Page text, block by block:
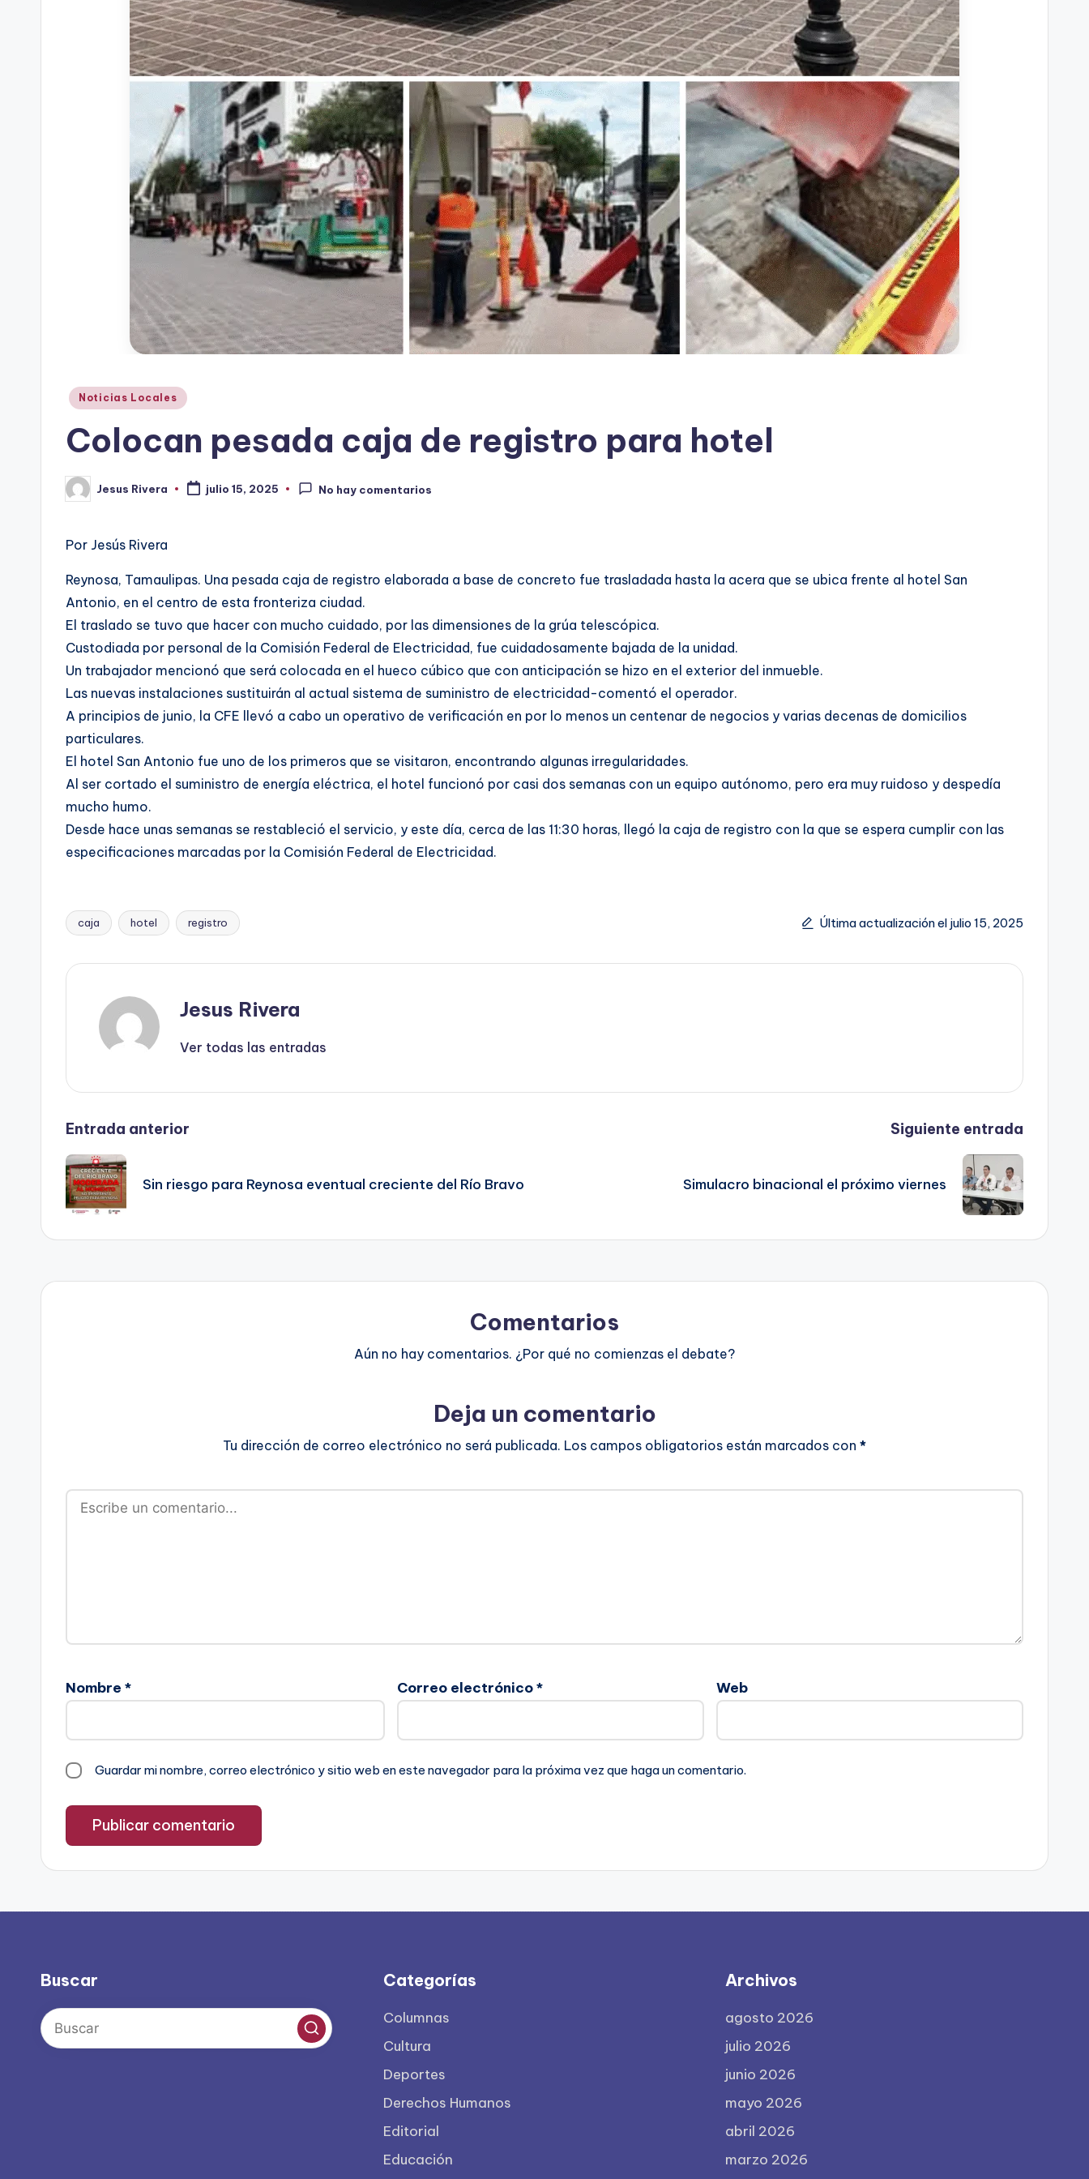
Publicado
Noticias Locales
Colocan pesada caja de registro para hotel
Publicado
por
Jesus Rivera julio 15, 2025 No hay comentarios
Por Jesús Rivera
Reynosa, Tamaulipas. Una pesada caja de registro elaborada a base de concreto fue trasladada hasta la acera que se ubica frente al hotel San
Antonio, en el centro de esta fronteriza ciudad.
El traslado se tuvo que hacer con mucho cuidado, por las dimensiones de la grúa telescópica.
Custodiada por personal de la Comisión Federal de Electricidad, fue cuidadosamente bajada de la unidad.
Un trabajador mencionó que será colocada en el hueco cúbico que con anticipación se hizo en el exterior del inmueble.
Las nuevas instalaciones sustituirán al actual sistema de suministro de electricidad-comentó el operador.
A principios de junio, la CFE llevó a cabo un operativo de verificación en por lo menos un centenar de negocios y varias decenas de domicilios
particulares.
El hotel San Antonio fue uno de los primeros que se visitaron, encontrando algunas irregularidades.
Al ser cortado el suministro de energía eléctrica, el hotel funcionó por casi dos semanas con un equipo autónomo, pero era muy ruidoso y despedía
mucho humo.
Desde hace unas semanas se restableció el servicio, y este día, cerca de las 11:30 horas, llegó la caja de registro con la que se espera cumplir con las
especificaciones marcadas por la Comisión Federal de Electricidad.
Etiquetas:
caja hotel registro Última actualización el julio 15, 2025
Jesus Rivera
Ver todas las entradas
Navegación
de
entradas
Entrada anterior
Sin riesgo para Reynosa eventual creciente del Río Bravo
Siguiente entrada
Simulacro binacional el próximo viernes
Comentarios
Aún no hay comentarios. ¿Por qué no comienzas el debate?
Deja un comentario
Tu dirección de correo electrónico no será publicada. Los campos obligatorios están marcados con *
Nombre * Correo electrónico* Web
Guardar mi nombre, correo electrónico y sitio web en este navegador para la próxima vez que haga un comentario.
Buscar Categorías
Columnas
Cultura
Deportes
Derechos Humanos
Editorial
Educación
Archivos
agosto 2026
julio 2026
junio 2026
mayo 2026
abril 2026
marzo 2026